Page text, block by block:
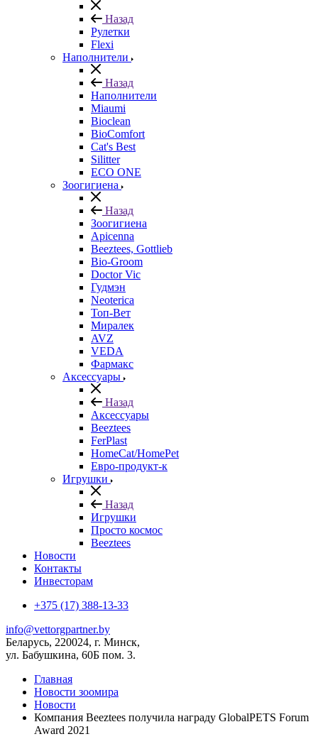
Назад
Рулетки
Flexi
Наполнители
Назад
Наполнители
Miaumi
Bioclean
BioComfort
Cat's Best
Silitter
ECO ONE
Зоогигиена
Назад
Зоогигиена
Apicenna
Beeztees, Gottlieb
Bio-Groom
Doctor Vic
Гудмэн
Neoterica
Топ-Вет
Миралек
AVZ
VEDA
Фармакс
Аксессуары
Назад
Аксессуары
Beeztees
FerPlast
HomeCat/HomePet
Евро-продукт-к
Игрушки
Назад
Игрушки
Просто космос
Beeztees
Новости
Контакты
Инвесторам
+375 (17) 388-13-33
info@vettorgpartner.by
Беларусь, 220024, г. Минск,
ул. Бабушкина, 60Б пом. 3.
Главная
Новости зоомира
Новости
Компания Beeztees получила награду GlobalPETS Forum
Award 2021